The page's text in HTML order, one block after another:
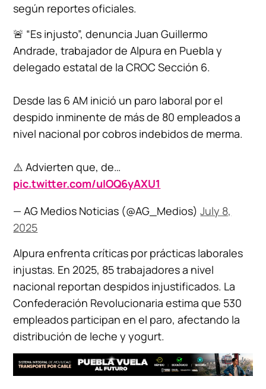
según reportes oficiales.
🚨 “Es injusto”, denuncia Juan Guillermo
Andrade, trabajador de Alpura en Puebla y
delegado estatal de la CROC Sección 6.
Desde las 6 AM inició un paro laboral por el
despido inminente de más de 80 empleados a
nivel nacional por cobros indebidos de merma.
⚠️ Advierten que, de…
pic.twitter.com/uIOQ6yAXU1
— AG Medios Noticias (@AG_Medios)July 8,
2025
Alpura enfrenta críticas por prácticas laborales
injustas. En 2025, 85 trabajadores a nivel
nacional reportan despidos injustificados. La
Confederación Revolucionaria estima que 530
empleados participan en el paro, afectando la
distribución de leche y yogurt.